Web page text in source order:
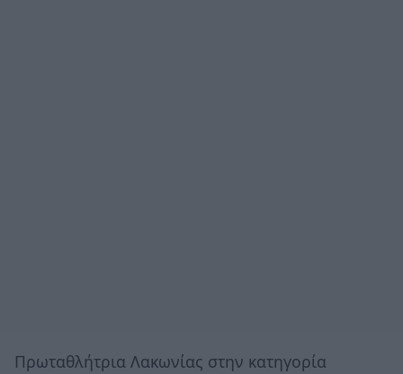
Πρωταθλήτρια Λακωνίας στην κατηγορία